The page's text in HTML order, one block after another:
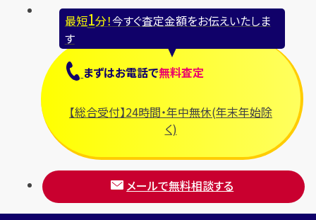
最短1分！今すぐ査定金額をお伝えいたしま
す
まずはお電話で無料査定
【総合受付】24時間・年中無休(年末年始除
く)
メールで無料相談する